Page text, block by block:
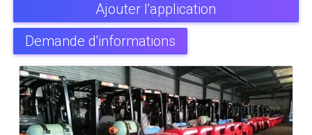
Ajouter l'application
Demande d'informations